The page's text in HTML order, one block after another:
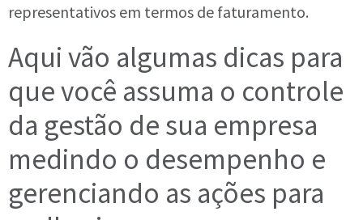
representativos em termos de faturamento.
Aqui vão algumas dicas para
que você assuma o controle
da gestão de sua empresa
medindo o desempenho e
gerenciando as ações para